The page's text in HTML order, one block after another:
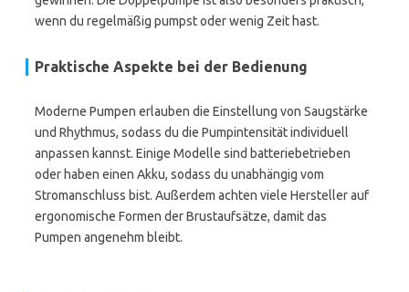
wenn du regelmäßig pumpst oder wenig Zeit hast.
Praktische Aspekte bei der Bedienung
Moderne Pumpen erlauben die Einstellung von Saugstärke
und Rhythmus, sodass du die Pumpintensität individuell
anpassen kannst. Einige Modelle sind batteriebetrieben
oder haben einen Akku, sodass du unabhängig vom
Stromanschluss bist. Außerdem achten viele Hersteller auf
ergonomische Formen der Brustaufsätze, damit das
Pumpen angenehm bleibt.